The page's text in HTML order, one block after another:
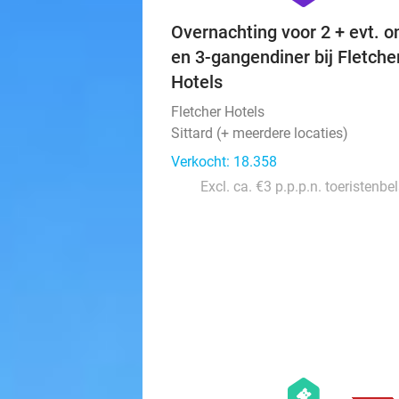
Overnachting voor 2 + evt.
en 3-gangendiner bij
Hotels
Fletcher Hotels
Sittard (+ meerdere locaties)
Verkocht: 18.358
Excl. ca. €3 p.p.p.n.
events